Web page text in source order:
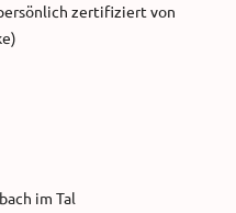
zertifiziert von
im Tal